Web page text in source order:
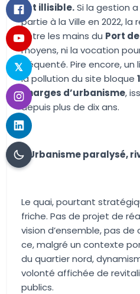
est illisible.Si la gestion
partie à la Ville en 2022,
entre les mains du Port
moyens, ni la vocation
fréquenté. Pire encore, un
la pollution du site bloque
charges d’urbanisme,
depuis plus de dix ans.
? Urbanisme paralysé,
Le quai, pourtant
friche. Pas de projet de
vision d’ensemble, pas de
ce, malgré un contexte
du quartier nord,
volonté affichée de
publics.